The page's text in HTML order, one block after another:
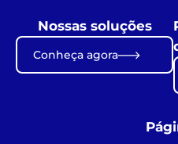
Nossas soluções
Conheça agora